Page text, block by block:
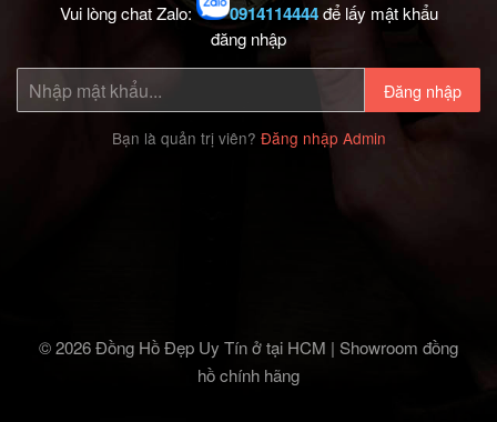
Vui lòng chat Zalo: 0914114444để lấy mật khẩu
đăng nhập
Đăng nhập
Bạn là quản trị viên? Đăng nhập Admin
© 2026 Đồng Hồ Đẹp Uy Tín ở tại HCM | Showroom đồng
hồ chính hãng‎